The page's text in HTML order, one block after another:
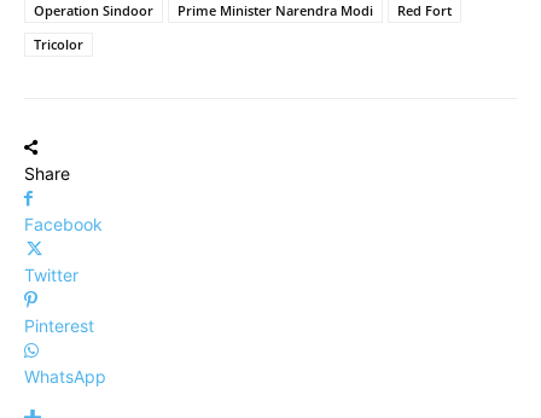
Operation Sindoor
Prime Minister Narendra Modi
Red Fort
Tricolor
Share
Facebook
Twitter
Pinterest
WhatsApp